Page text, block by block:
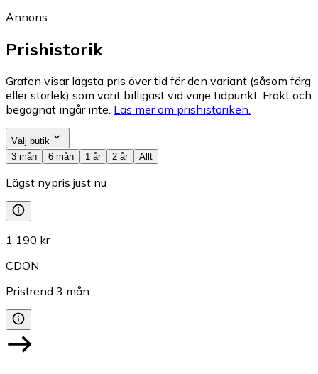
Annons
Prishistorik
Grafen visar lägsta pris över tid för den variant (såsom färg
eller storlek) som varit billigast vid varje tidpunkt. Frakt och
begagnat ingår inte. Läs mer om prishistoriken.
Välj butik
3 mån
6 mån 1 år 2 år Allt
Lägst nypris just nu
1 190 kr
CDON
Pristrend 3 mån